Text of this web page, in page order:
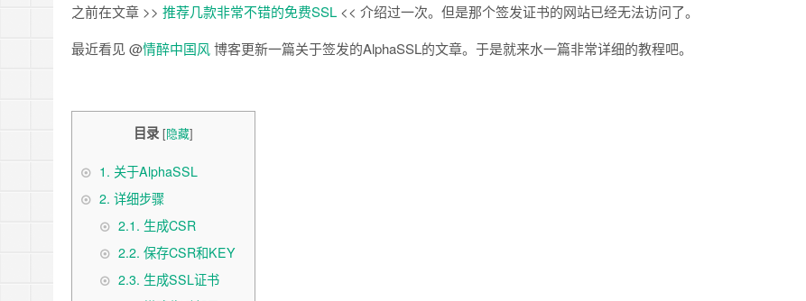
之前在文章 >> 推荐几款非常不错的免费SSL << 介绍过一次。但是那个签发证书的网站已经无法访问了。
最近看见 @情醉中国风 博客更新一篇关于签发的AlphaSSL的文章。于是就来水一篇非常详细的教程吧。
目录 [隐藏]
1. 关于AlphaSSL
2. 详细步骤
2.1. 生成CSR
2.2. 保存CSR和KEY
2.3. 生成SSL证书